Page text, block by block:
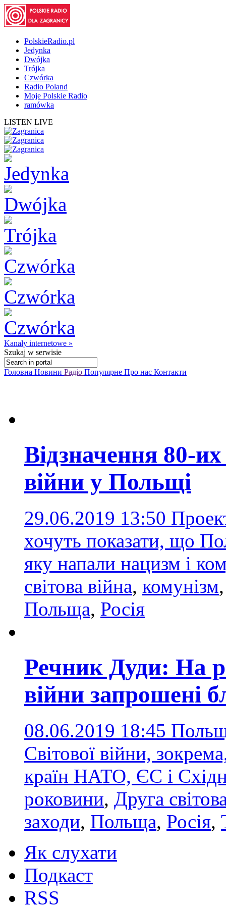
PolskieRadio.pl
Jedynka
Dwójka
Trójka
Czwórka
Radio Poland
Moje Polskie Radio
ramówka
LISTEN LIVE
Kanały internetowe »
Szukaj w serwisie
Головна Новини Радіо Популярне Про нас Контакти
Відзначення 80-
війни у Польщі
29.06.2019 13:50
хочуть показати, що
яку напали нацизм і
світова війна, комунізм
Польща, Росія
Речник Дуди: На
війни запрошені
08.06.2019 18:45
Світової війни,
країн НАТО, ЄС і
роковини, Друга
заходи, Польща, Росія,
Як слухати
Подкаст
RSS